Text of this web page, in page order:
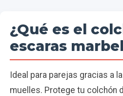
¿Qué es el
escaras
Ideal para parejas gracias a
muelles. Protege tu colchón